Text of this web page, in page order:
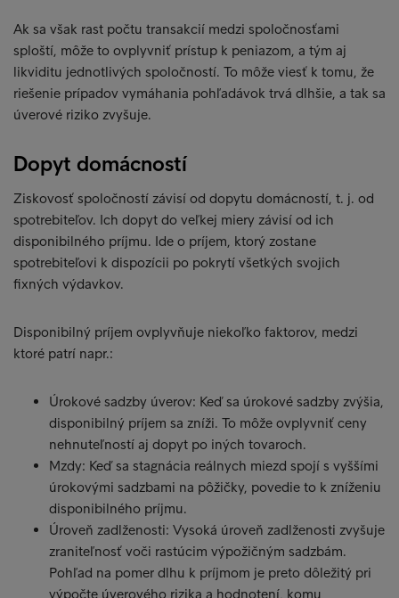
Ak sa však rast počtu transakcií medzi spoločnosťami
sploští, môže to ovplyvniť prístup k peniazom, a tým aj
likviditu jednotlivých spoločností. To môže viesť k tomu, že
riešenie prípadov vymáhania pohľadávok trvá dlhšie, a tak sa
úverové riziko zvyšuje.
Dopyt domácností
Ziskovosť spoločností závisí od dopytu domácností, t. j. od
spotrebiteľov. Ich dopyt do veľkej miery závisí od ich
disponibilného príjmu. Ide o príjem, ktorý zostane
spotrebiteľovi k dispozícii po pokrytí všetkých svojich
fixných výdavkov.
Disponibilný príjem ovplyvňuje niekoľko faktorov, medzi
ktoré patrí napr.:
Úrokové sadzby úverov: Keď sa úrokové sadzby zvýšia,
disponibilný príjem sa zníži. To môže ovplyvniť ceny
nehnuteľností aj dopyt po iných tovaroch.
Mzdy: Keď sa stagnácia reálnych miezd spojí s vyššími
úrokovými sadzbami na pôžičky, povedie to k zníženiu
disponibilného príjmu.
Úroveň zadlženosti: Vysoká úroveň zadlženosti zvyšuje
zraniteľnosť voči rastúcim výpožičným sadzbám.
Pohľad na pomer dlhu k príjmom je preto dôležitý pri
výpočte úverového rizika a hodnotení, komu